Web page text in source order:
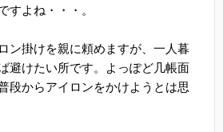
すよね・・・。
ン掛けを親に頼めますが、一人暮
避けたい所です。よっぽど几帳面
段からアイロンをかけようとは思